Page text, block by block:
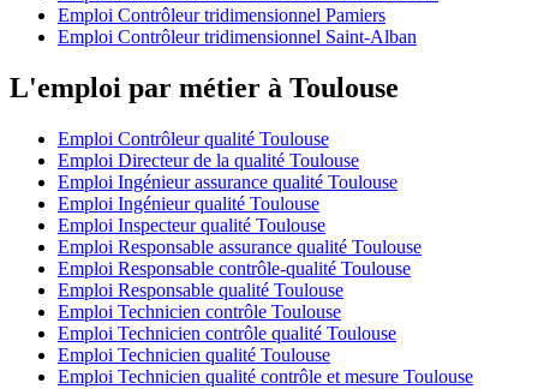
Emploi Contrôleur tridimensionnel Pamiers
Emploi Contrôleur tridimensionnel Saint-Alban
L'emploi par métier à Toulouse
Emploi Contrôleur qualité Toulouse
Emploi Directeur de la qualité Toulouse
Emploi Ingénieur assurance qualité Toulouse
Emploi Ingénieur qualité Toulouse
Emploi Inspecteur qualité Toulouse
Emploi Responsable assurance qualité Toulouse
Emploi Responsable contrôle-qualité Toulouse
Emploi Responsable qualité Toulouse
Emploi Technicien contrôle Toulouse
Emploi Technicien contrôle qualité Toulouse
Emploi Technicien qualité Toulouse
Emploi Technicien qualité contrôle et mesure Toulouse